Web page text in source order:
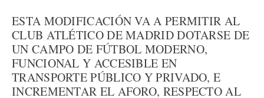
ESTA MODIFICACIÓN VA A PERMITIR AL
CLUB ATLÉTICO DE MADRID DOTARSE DE
UN CAMPO DE FÚTBOL MODERNO,
FUNCIONAL Y ACCESIBLE EN
TRANSPORTE PÚBLICO Y PRIVADO, E
INCREMENTAR EL AFORO, RESPECTO AL